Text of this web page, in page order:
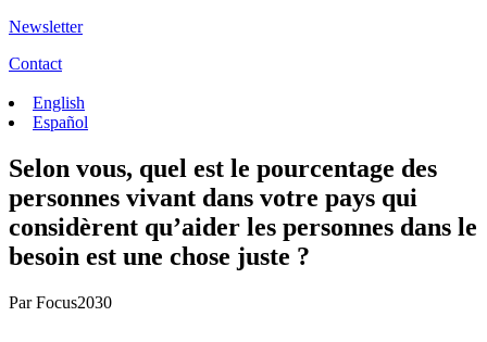
Newsletter
Contact
English
Español
Selon vous, quel est le pourcentage des
personnes vivant dans votre pays qui
considèrent qu’aider les personnes dans le
besoin est une chose juste ?
ParFocus2030